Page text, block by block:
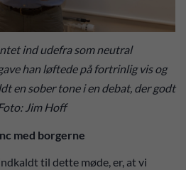
ind udefra som neutral
han løftede på fortrinlig vis og
en sober tone i en debat, der godt
Jim Hoff
med borgerne
til dette møde, er, at vi